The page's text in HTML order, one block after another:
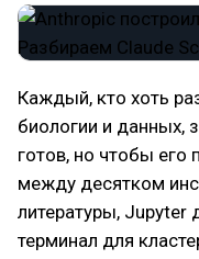
Каждый, кто хоть
биологии и данных,
готов, но чтобы его
между десятком
литературы, Jupyter
терминал для